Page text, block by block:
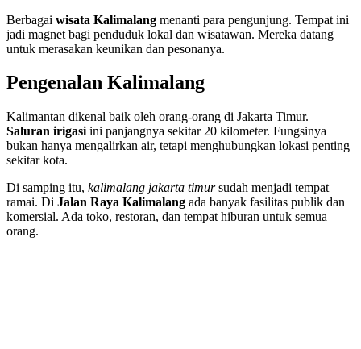
Berbagai wisata Kalimalang menanti para pengunjung. Tempat ini
jadi magnet bagi penduduk lokal dan wisatawan. Mereka datang
untuk merasakan keunikan dan pesonanya.
Pengenalan Kalimalang
Kalimantan dikenal baik oleh orang-orang di Jakarta Timur.
Saluran irigasi ini panjangnya sekitar 20 kilometer. Fungsinya
bukan hanya mengalirkan air, tetapi menghubungkan lokasi penting
sekitar kota.
Di samping itu, kalimalang jakarta timursudah menjadi tempat
ramai. Di Jalan Raya Kalimalang ada banyak fasilitas publik dan
komersial. Ada toko, restoran, dan tempat hiburan untuk semua
orang.